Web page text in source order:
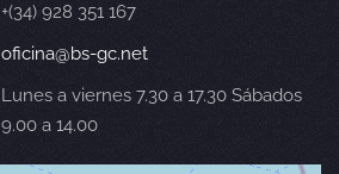
+(34) 928 351 167
oficina@bs-gc.net
Lunes a viernes 7.30 a 17.30 Sábados
9.00 a 14.00